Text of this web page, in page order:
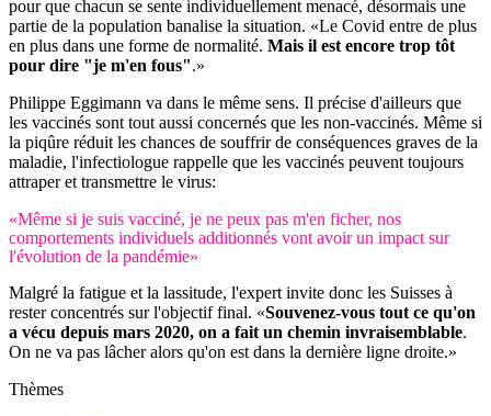
pour que chacun se sente individuellement menacé, désormais une
partie de la population banalise la situation. «Le Covid entre de plus
en plus dans une forme de normalité. Mais il est encore trop tôt
pour dire "je m'en fous".»
Philippe Eggimann va dans le même sens. Il précise d'ailleurs que
les vaccinés sont tout aussi concernés que les non-vaccinés. Même si
la piqûre réduit les chances de souffrir de conséquences graves de la
maladie, l'infectiologue rappelle que les vaccinés peuvent toujours
attraper et transmettre le virus:
«Même si je suis vacciné, je ne peux pas m'en ficher, nos
comportements individuels additionnés vont avoir un impact sur
l'évolution de la pandémie»
Malgré la fatigue et la lassitude, l'expert invite donc les Suisses à
rester concentrés sur l'objectif final. «Souvenez-vous tout ce qu'on
a vécu depuis mars 2020, on a fait un chemin invraisemblable.
On ne va pas lâcher alors qu'on est dans la dernière ligne droite.»
Thèmes